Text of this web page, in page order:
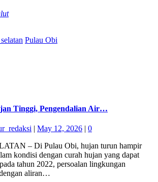
Pulau Obi
Tinggi, Pengendalian Air…
| May 12, 2026 | 0
– Di Pulau Obi, hujan turun hampir
kondisi dengan curah hujan yang dapat
tahun 2022, persoalan lingkungan
aliran…